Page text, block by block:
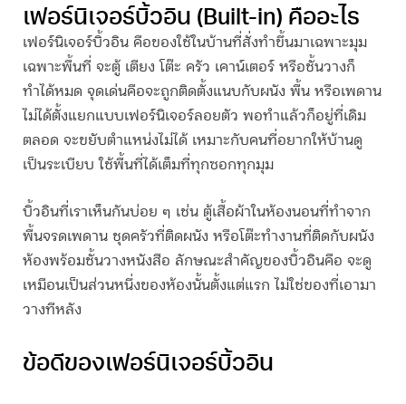
เฟอร์นิเจอร์บิ้วอิน (Built-in) คืออะไร
เฟอร์นิเจอร์บิ้วอิน คือของใช้ในบ้านที่สั่งทำขึ้นมาเฉพาะมุม
เฉพาะพื้นที่ จะตู้ เตียง โต๊ะ ครัว เคาน์เตอร์ หรือชั้นวางก็
ทำได้หมด จุดเด่นคือจะถูกติดตั้งแนบกับผนัง พื้น หรือเพดาน
ไม่ได้ตั้งแยกแบบเฟอร์นิเจอร์ลอยตัว พอทำแล้วก็อยู่ที่เดิม
ตลอด จะขยับตำแหน่งไม่ได้ เหมาะกับคนที่อยากให้บ้านดู
เป็นระเบียบ ใช้พื้นที่ได้เต็มที่ทุกซอกทุกมุม
บิ้วอินที่เราเห็นกันบ่อย ๆ เช่น ตู้เสื้อผ้าในห้องนอนที่ทำจาก
พื้นจรดเพดาน ชุดครัวที่ติดผนัง หรือโต๊ะทำงานที่ติดกับผนัง
ห้องพร้อมชั้นวางหนังสือ ลักษณะสำคัญของบิ้วอินคือ จะดู
เหมือนเป็นส่วนหนึ่งของห้องนั้นตั้งแต่แรก ไม่ใช่ของที่เอามา
วางทีหลัง
ข้อดีของเฟอร์นิเจอร์บิ้วอิน